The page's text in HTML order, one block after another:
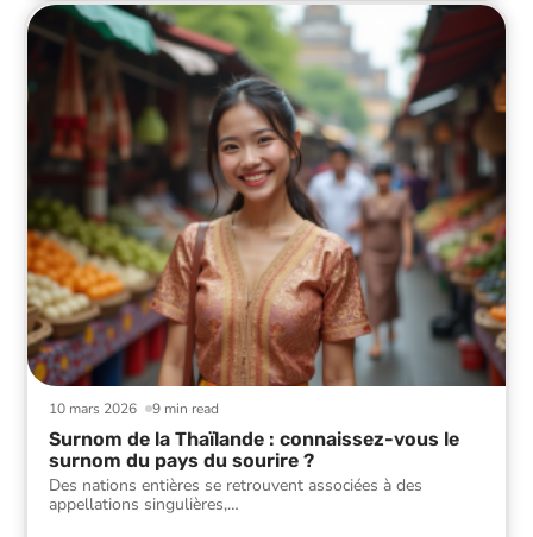
9 min read
10 mars 2026
Surnom de la Thaïlande : connaissez-vous le
surnom du pays du sourire ?
Des nations entières se retrouvent associées à des
appellations singulières,…